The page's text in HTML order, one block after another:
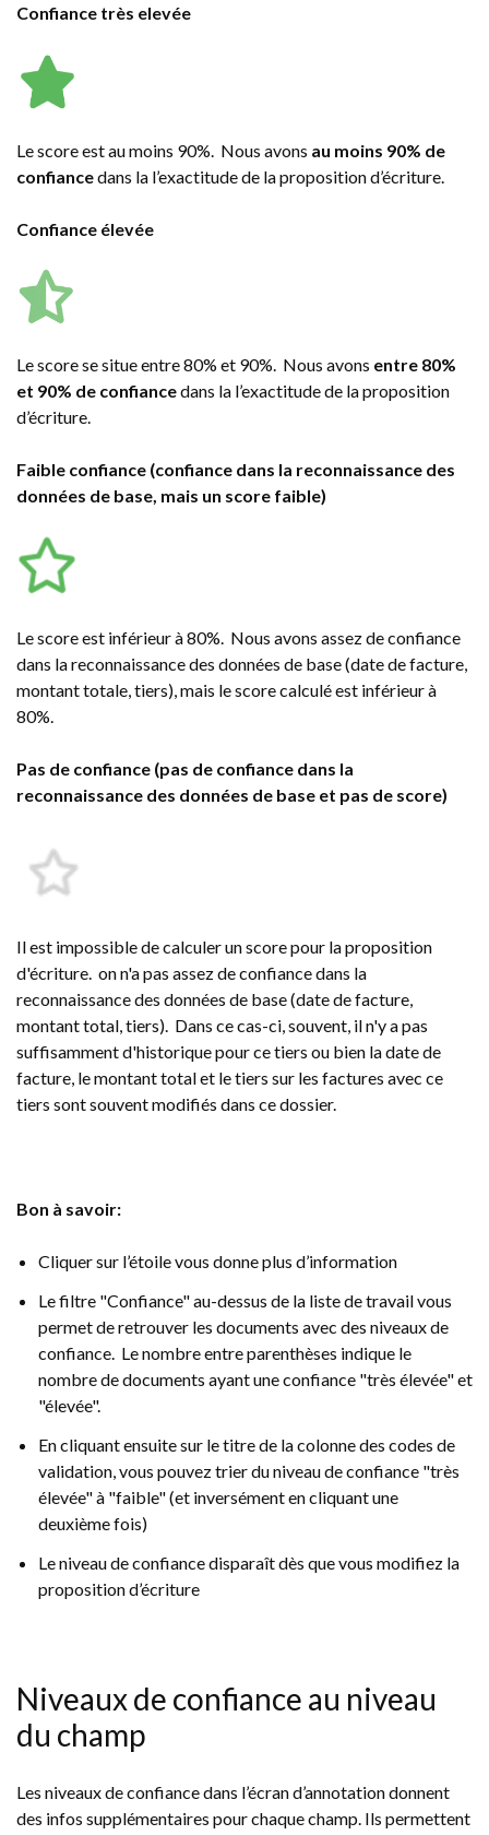
Confiance très elevée
Le score est au moins 90%. Nous avons au moins 90% de
confiancedans la l’exactitude de la proposition d’écriture.
Confiance élevée
Le score se situe entre 80% et 90%. Nous avons entre 80%
et 90% de confiancedans la l’exactitude de la proposition
d’écriture.
Faible confiance (confiance dans la reconnaissance des
données de base, mais un score faible)
Le score est inférieur à 80%. Nous avons assez de confiance
dans la reconnaissance des données de base (date de facture,
montant totale, tiers), mais le score calculé est inférieur à
80%.
Pas de confiance (pas de confiance dans la
reconnaissance des données de base et pas de score)
Il est impossible de calculer un score pour la proposition
d'écriture. on n'a pas assez de confiance dans la
reconnaissance des données de base (date de facture,
montant total, tiers). Dans ce cas-ci, souvent, il n'y a pas
suffisamment d'historique pour ce tiers ou bien la date de
facture, le montant total et le tiers sur les factures avec ce
tiers sont souvent modifiés dans ce dossier.
Bon à savoir:
Cliquer sur l’étoile vous donne plus d’information
Le filtre "Confiance" au-dessus de la liste de travail vous
permet de retrouver les documents avec des niveaux de
confiance. Le nombre entre parenthèses indique le
nombre de documents ayant une confiance "très élevée" et
"élevée".
En cliquant ensuite sur le titre de la colonne des codes de
validation, vous pouvez trier du niveau de confiance "très
élevée" à "faible" (et inversément en cliquant une
deuxième fois)
Le niveau de confiance disparaît dès que vous modifiez la
proposition d’écriture
Niveaux de confiance au niveau
du champ
Les niveaux de confiance dans l’écran d’annotation donnent
des infos supplémentaires pour chaque champ. Ils permettent